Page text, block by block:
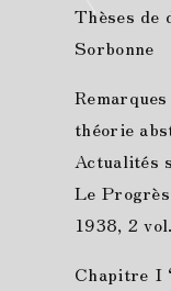
Thèses de
Sorbonne
théorie
Actualités
Le
1938, 2
Chapitre I